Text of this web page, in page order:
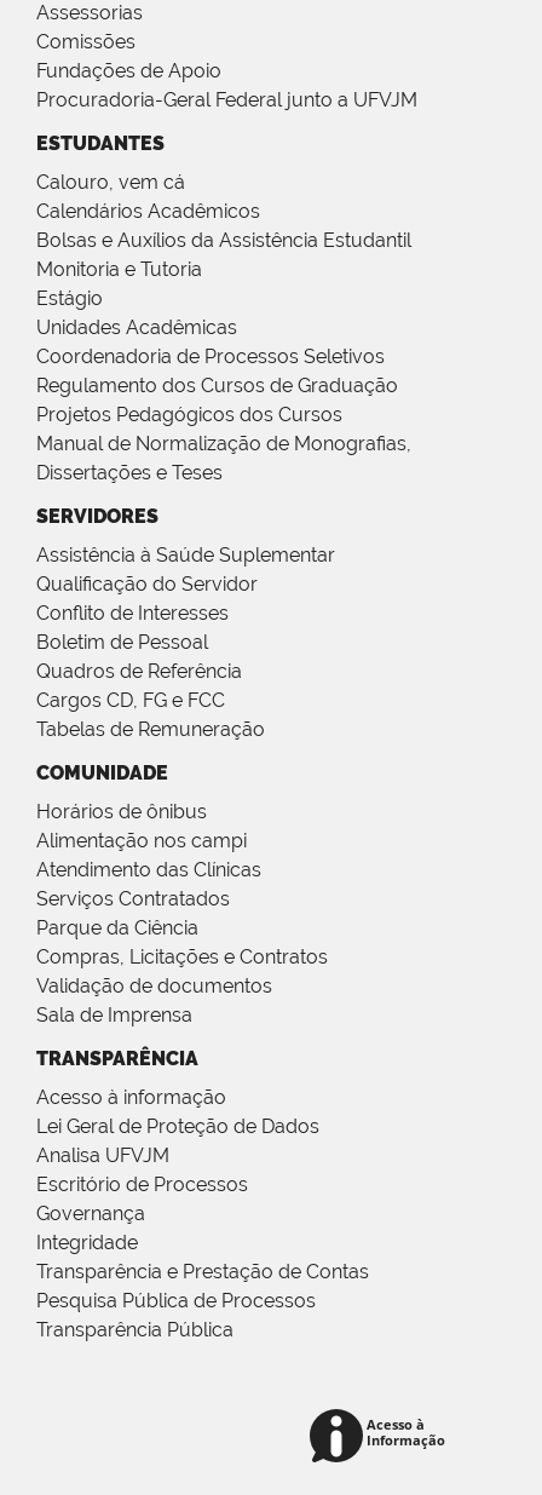
Assessorias
Comissões
Fundações de Apoio
Procuradoria-Geral Federal junto a UFVJM
ESTUDANTES
Calouro, vem cá
Calendários Acadêmicos
Bolsas e Auxílios da Assistência Estudantil
Monitoria e Tutoria
Estágio
Unidades Acadêmicas
Coordenadoria de Processos Seletivos
Regulamento dos Cursos de Graduação
Projetos Pedagógicos dos Cursos
Manual de Normalização de Monografias,
Dissertações e Teses
SERVIDORES
Assistência à Saúde Suplementar
Qualificação do Servidor
Conflito de Interesses
Boletim de Pessoal
Quadros de Referência
Cargos CD, FG e FCC
Tabelas de Remuneração
COMUNIDADE
Horários de ônibus
Alimentação nos campi
Atendimento das Clínicas
Serviços Contratados
Parque da Ciência
Compras, Licitações e Contratos
Validação de documentos
Sala de Imprensa
TRANSPARÊNCIA
Acesso à informação
Lei Geral de Proteção de Dados
Analisa UFVJM
Escritório de Processos
Governança
Integridade
Transparência e Prestação de Contas
Pesquisa Pública de Processos
Transparência Pública